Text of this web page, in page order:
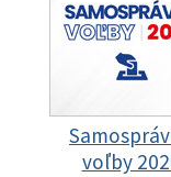
voľby